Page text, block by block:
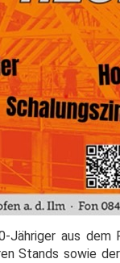
aus dem
Stands sowie